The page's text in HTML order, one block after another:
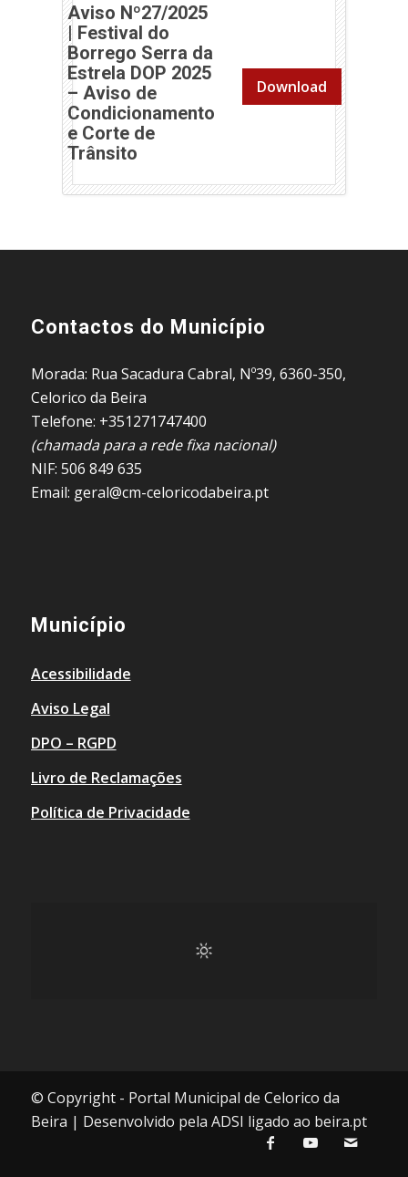
Aviso Nº27/2025
| Festival do
Borrego Serra da
Estrela DOP 2025
– Aviso de
Condicionamento
e Corte de
Trânsito
Download
Contactos do Município
Morada: Rua Sacadura Cabral, Nº39, 6360-350,
Celorico da Beira
Telefone: +351271747400
(chamada para a rede fixa nacional)
NIF: 506 849 635
Email: geral@cm-celoricodabeira.pt
Município
Acessibilidade
Aviso Legal
DPO – RGPD
Livro de Reclamações
Política de Privacidade
© Copyright - Portal Municipal de Celorico da
Beira | Desenvolvido pela ADSI ligado ao beira.pt